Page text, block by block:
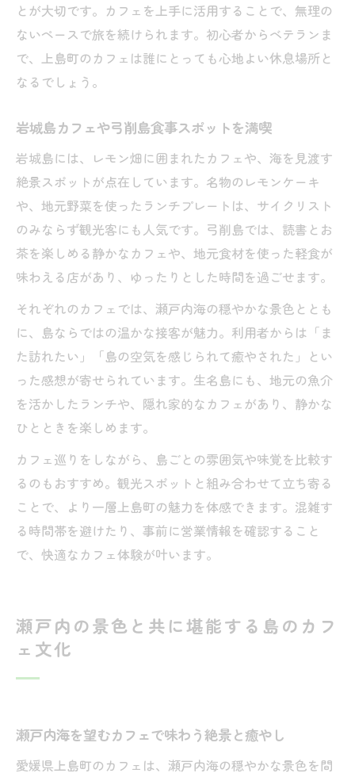
とが大切です。カフェを上手に活用することで、無理の
ないペースで旅を続けられます。初心者からベテランま
で、上島町のカフェは誰にとっても心地よい休息場所と
なるでしょう。
岩城島カフェや弓削島食事スポットを満喫
岩城島には、レモン畑に囲まれたカフェや、海を見渡す
絶景スポットが点在しています。名物のレモンケーキ
や、地元野菜を使ったランチプレートは、サイクリスト
のみならず観光客にも人気です。弓削島では、読書とお
茶を楽しめる静かなカフェや、地元食材を使った軽食が
味わえる店があり、ゆったりとした時間を過ごせます。
それぞれのカフェでは、瀬戸内海の穏やかな景色ととも
に、島ならではの温かな接客が魅力。利用者からは「ま
た訪れたい」「島の空気を感じられて癒やされた」とい
った感想が寄せられています。生名島にも、地元の魚介
を活かしたランチや、隠れ家的なカフェがあり、静かな
ひとときを楽しめます。
カフェ巡りをしながら、島ごとの雰囲気や味覚を比較す
るのもおすすめ。観光スポットと組み合わせて立ち寄る
ことで、より一層上島町の魅力を体感できます。混雑す
る時間帯を避けたり、事前に営業情報を確認すること
で、快適なカフェ体験が叶います。
瀬戸内の景色と共に堪能する島のカフ
ェ文化
瀬戸内海を望むカフェで味わう絶景と癒やし
愛媛県上島町のカフェは、瀬戸内海の穏やかな景色を間